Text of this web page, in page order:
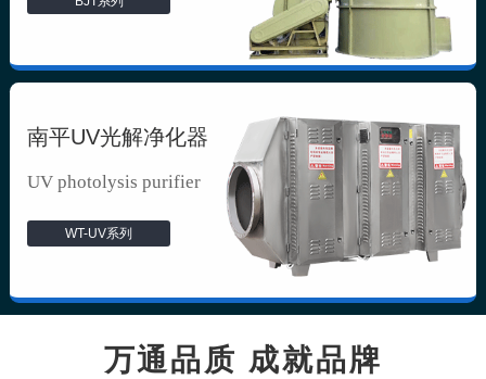
南平UV光解净化器
UV photolysis purifier
WT-UV系列
万通品质 成就品牌